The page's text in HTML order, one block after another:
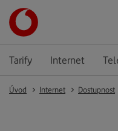
Tarify Internet
Úvod Internet Dostupnost